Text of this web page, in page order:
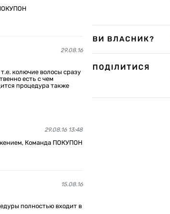
29.08.16
колючие волосы сразу
есть с чем
процедура также
29.08.16 13:48
Команда ПОКУПОН
15.08.16
полностью входит в
ВИ ВЛАСНИК?
ПОДІЛИТИСЯ